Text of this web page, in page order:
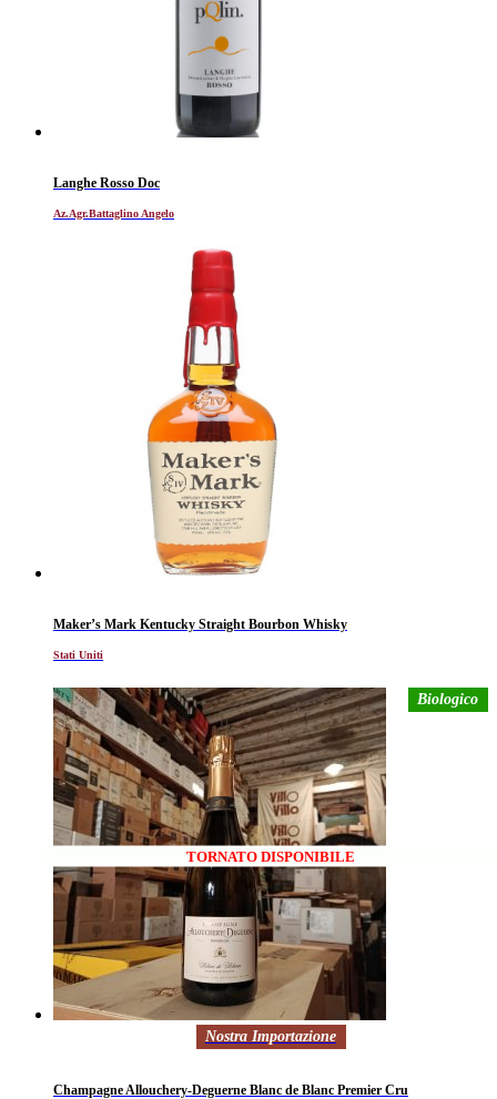
Langhe Rosso Doc
Az.Agr.Battaglino Angelo
Maker’s Mark Kentucky Straight Bourbon Whisky
Stati Uniti
TORNATO DISPONIBILE
Biologico
Nostra Importazione
Champagne Allouchery-Deguerne Blanc de Blanc Premier Cru